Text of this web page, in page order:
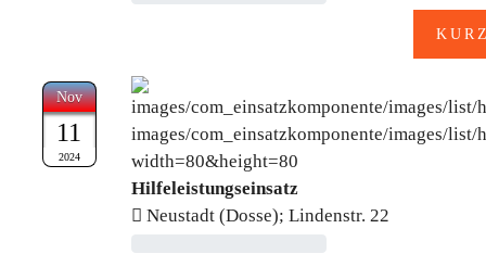
Nov
11
2024
Hilfeleistungseinsatz
Neustadt (Dosse); Lindenstr. 22